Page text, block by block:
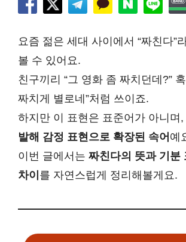
요즘 젊은 세대 사이에서 “짜친다”
볼 수 있어요.
친구끼리 “그 영화 좀 짜치던데?” 혹
짜치게 별로네”처럼 쓰이죠.
하지만 이 표현은 표준어가 아니며,
발해 감정 표현으로 확장된 속어 예
이번 글에서는 짜친다의 뜻과 기분
차이 를 자연스럽게 정리해볼게요.